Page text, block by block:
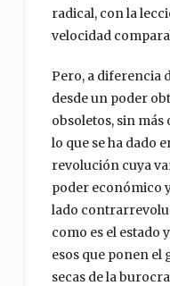
radical, con la
velocidad
Pero, a diferencia
desde un poder
obsoletos, sin
lo que se ha dado
revolución cuya
poder económico
lado
como es el estado
esos que ponen
secas de la